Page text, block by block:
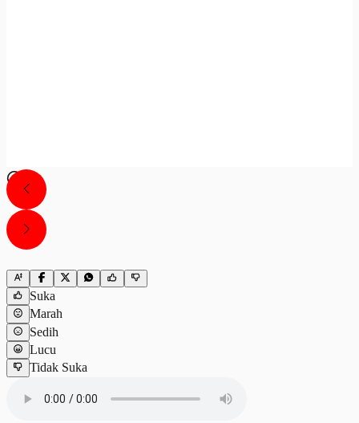
Suka
Marah
Sedih
Lucu
Tidak Suka